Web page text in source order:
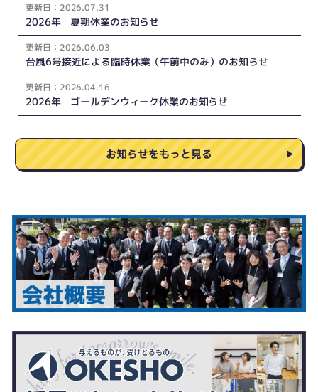
更新日： 2026.07.31
2026年 夏期休業のお知らせ
更新日： 2026.06.03
台風6号接近による臨時休業（午前中のみ）のお知らせ
更新日： 2026.04.16
2026年 ゴールデンウィーク休業のお知らせ
お知らせをもっと見る